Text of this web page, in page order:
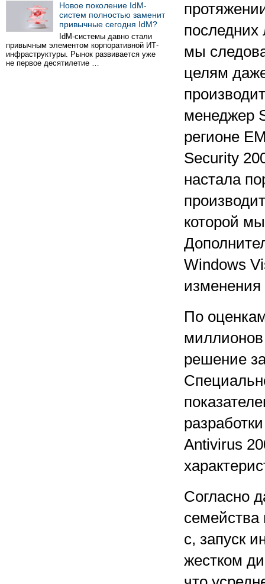
Новое поколение IdM-
систем полностью заменит
привычные сегодня IdM?
IdM-системы давно стали
привычным элементом корпоративной ИТ-
инфраструктуры. Рынок развивается уже
не первое десятилетие …
последних
мы
целям
менеджер
регионе
Security
настала
которой
Windows
изменения
По
миллионов
решение
Antivirus
Согласно
семейства
с, запуск
жестком